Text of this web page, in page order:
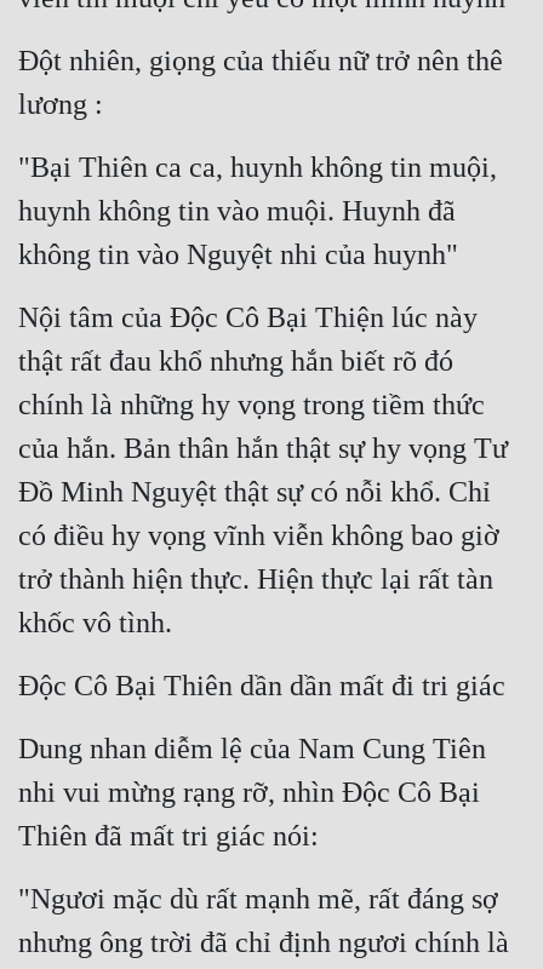
Đột nhiên, giọng của thiếu nữ trở nên thê
lương :
"Bại Thiên ca ca, huynh không tin muội,
huynh không tin vào muội. Huynh đã
không tin vào Nguyệt nhi của huynh"
Nội tâm của Độc Cô Bại Thiện lúc này
thật rất đau khổ nhưng hắn biết rõ đó
chính là những hy vọng trong tiềm thức
của hắn. Bản thân hắn thật sự hy vọng Tư
Đồ Minh Nguyệt thật sự có nỗi khổ. Chỉ
có điều hy vọng vĩnh viễn không bao giờ
trở thành hiện thực. Hiện thực lại rất tàn
khốc vô tình.
Độc Cô Bại Thiên dần dần mất đi tri giác
Dung nhan diễm lệ của Nam Cung Tiên
nhi vui mừng rạng rỡ, nhìn Độc Cô Bại
Thiên đã mất tri giác nói:
"Ngươi mặc dù rất mạnh mẽ, rất đáng sợ
nhưng ông trời đã chỉ định ngươi chính là